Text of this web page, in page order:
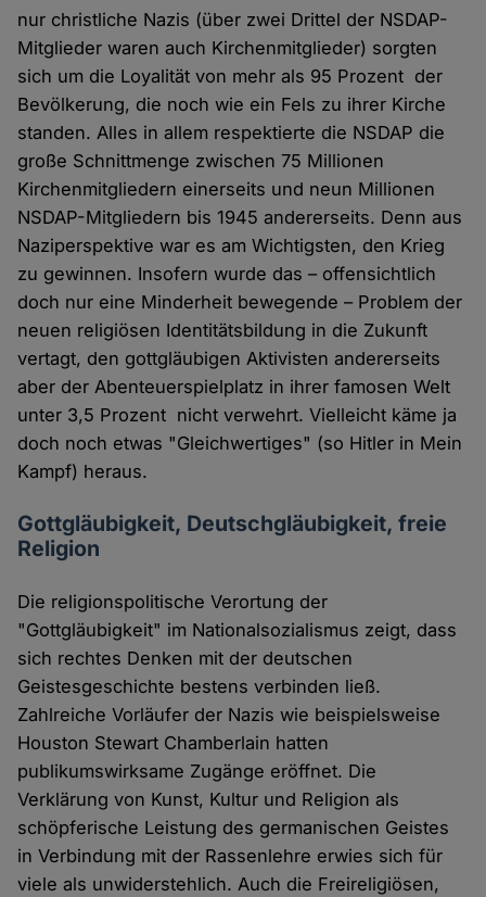
nur christliche Nazis (über zwei Drittel der NSDAP-
Mitglieder waren auch Kirchenmitglieder) sorgten
sich um die Loyalität von mehr als 95 Prozent der
Bevölkerung, die noch wie ein Fels zu ihrer Kirche
standen. Alles in allem respektierte die NSDAP die
große Schnittmenge zwischen 75 Millionen
Kirchenmitgliedern einerseits und neun Millionen
NSDAP-Mitgliedern bis 1945 andererseits. Denn aus
Naziperspektive war es am Wichtigsten, den Krieg
zu gewinnen. Insofern wurde das – offensichtlich
doch nur eine Minderheit bewegende – Problem der
neuen religiösen Identitätsbildung in die Zukunft
vertagt, den gottgläubigen Aktivisten andererseits
aber der Abenteuerspielplatz in ihrer famosen Welt
unter 3,5 Prozent nicht verwehrt. Vielleicht käme ja
doch noch etwas "Gleichwertiges" (so Hitler in Mein
Kampf) heraus.
Gottgläubigkeit, Deutschgläubigkeit, freie
Religion
Die religionspolitische Verortung der
"Gottgläubigkeit" im Nationalsozialismus zeigt, dass
sich rechtes Denken mit der deutschen
Geistesgeschichte bestens verbinden ließ.
Zahlreiche Vorläufer der Nazis wie beispielsweise
Houston Stewart Chamberlain hatten
publikumswirksame Zugänge eröffnet. Die
Verklärung von Kunst, Kultur und Religion als
schöpferische Leistung des germanischen Geistes
in Verbindung mit der Rassenlehre erwies sich für
viele als unwiderstehlich. Auch die Freireligiösen,